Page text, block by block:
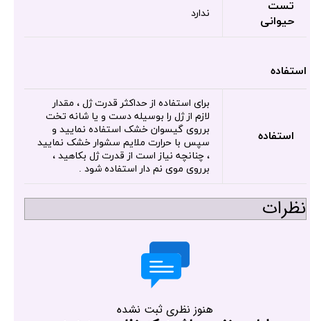
تست
حیوانی
ندارد
استفاده
استفاده
برای استفاده از حداکثر قدرت ژل ، مقدار
لازم از ژل را بوسیله دست و یا شانه تخت
برروی گیسوان خشک استفاده نمایید و
سپس با حرارت ملایم سشوار خشک نمایید
، چنانچه نیاز است از قدرت ژل بکاهید ،
برروی موی نم دار استفاده شود .
نظرات
هنوز نظری ثبت نشده